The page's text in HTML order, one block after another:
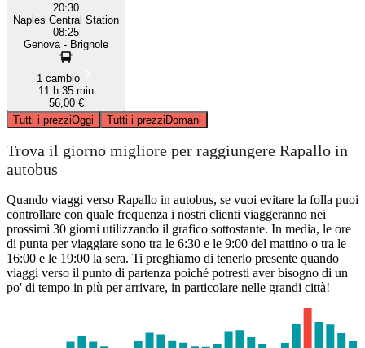
20:30
Naples Central Station
08:25
Genova - Brignole
1 cambio
11 h 35 min
56,00 €
Tutti i prezziOggi Tutti i prezziDomani
Trova il giorno migliore per raggiungere Rapallo in
autobus
Quando viaggi verso Rapallo in autobus, se vuoi evitare la folla puoi
controllare con quale frequenza i nostri clienti viaggeranno nei
prossimi 30 giorni utilizzando il grafico sottostante. In media, le ore
di punta per viaggiare sono tra le 6:30 e le 9:00 del mattino o tra le
16:00 e le 19:00 la sera. Ti preghiamo di tenerlo presente quando
viaggi verso il punto di partenza poiché potresti aver bisogno di un
po' di tempo in più per arrivare, in particolare nelle grandi città!